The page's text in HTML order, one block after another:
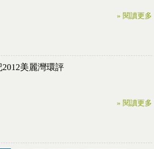
» 閱讀更多
美麗灣環評
» 閱讀更多